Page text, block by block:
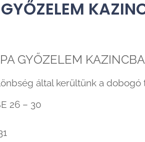
GYŐZELEM
által kerültünk a dobogó
26 – 30